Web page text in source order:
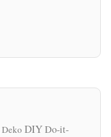
Deko DIYDo-it-